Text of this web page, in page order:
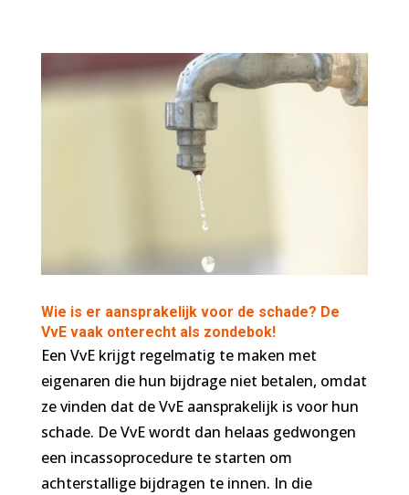
Wie is er aansprakelijk voor de schade? De
VvE vaak onterecht als zondebok!
Een VvE krijgt regelmatig te maken met
eigenaren die hun bijdrage niet betalen, omdat
ze vinden dat de VvE aansprakelijk is voor hun
schade. De VvE wordt dan helaas gedwongen
een incassoprocedure te starten om
achterstallige bijdragen te innen. In die